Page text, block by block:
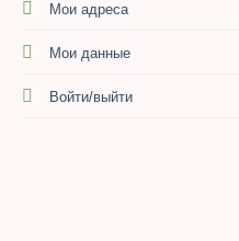
Мои адреса
Мои данные
Войти/выйти